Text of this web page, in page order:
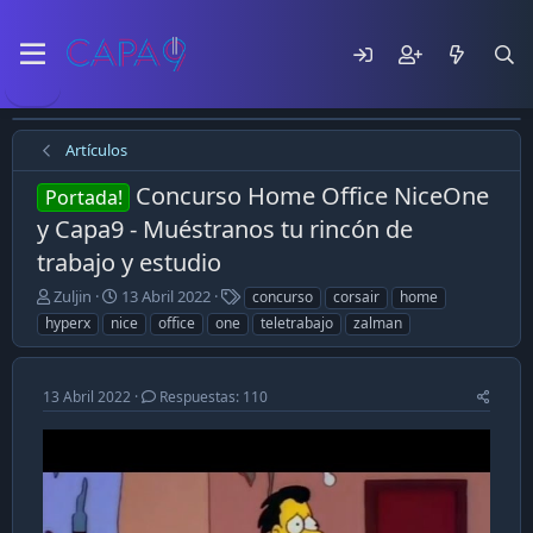
Artículos
Portada! Concurso Home Office NiceOne
y Capa9 - Muéstranos tu rincón de
trabajo y estudio
E
m
p
e
ó
t
Zuljin
F
e
c
h
d
b
l
13 Abril 2022
T
a
g
s
concurso corsair
home
hyperx
nice office one teletrabajo zalman
13 Abril 2022 Respuestas: 110